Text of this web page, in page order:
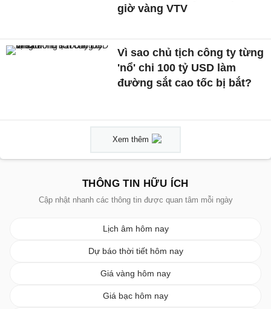
giờ vàng VTV
Vì sao chủ tịch công ty từng
'nổ' chi 100 tỷ USD làm
đường sắt cao tốc bị bắt?
Xem thêm
THÔNG TIN HỮU ÍCH
Cập nhật nhanh các thông tin được quan tâm mỗi ngày
Lịch âm hôm nay
Dự báo thời tiết hôm nay
Giá vàng hôm nay
Giá bạc hôm nay